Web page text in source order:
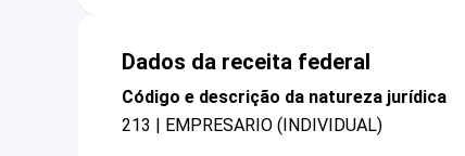
Dados da receita federal
Código e descrição da natureza jurídica
213 | EMPRESARIO (INDIVIDUAL)